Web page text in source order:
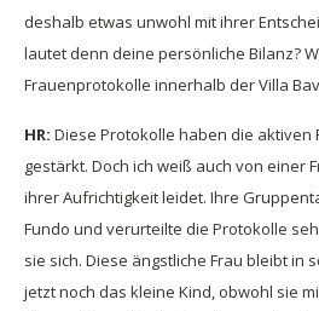
deshalb etwas unwohl mit ihrer
lautet denn deine persönliche Bilanz?
Frauenprotokolle innerhalb der Villa
HR: Diese Protokolle haben die aktiven
gestärkt. Doch ich weiß auch von einer
ihrer Aufrichtigkeit leidet. Ihre
Fundo und verurteilte die Protokolle
sie sich. Diese ängstliche Frau bleibt in
jetzt noch das kleine Kind, obwohl sie